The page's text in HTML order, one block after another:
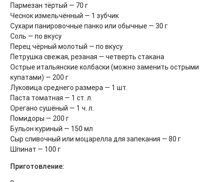
Пармезан тёртый — 70 г
Чеснок измельчённый — 1 зубчик
Сухари панировочные панко или обычные — 30 г
Соль — по вкусу
Перец чёрный молотый — по вкусу
Петрушка свежая, резаная — четверть стакана
Острые итальянские колбаски (можно заменить острыми
купатами) — 200 г
Луковица среднего размера — 1 шт.
Паста томатная — 1 ст. л.
Орегано сушёный — 1 ч. л.
Помидоры — 200 г
Бульон куриный — 150 мл
Сыр сливочный или моцарелла для запекания — 80 г
Шпинат — 100 г
Приготовление: